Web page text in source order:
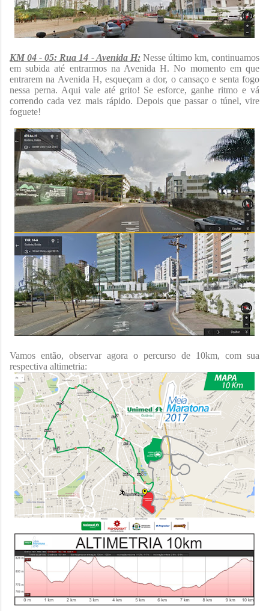
KM 04 - 05: Rua 14 - Avenida H:Nesse último km, continuamos
em subida até entrarmos na Avenida H. No momento em que
entrarem na Avenida H, esqueçam a dor, o cansaço e senta fogo
nessa perna. Aqui vale até grito! Se esforce, ganhe ritmo e vá
correndo cada vez mais rápido. Depois que passar o túnel, vire
foguete!
Vamos então, observar agora o percurso de 10km, com sua
respectiva altimetria: